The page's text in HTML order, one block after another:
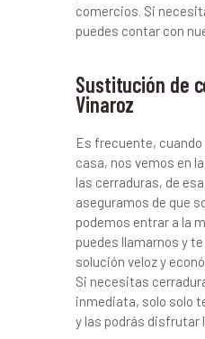
comercios. Si
puedes contar con
Sustitución de
Vinaroz
Es frecuente,
casa, nos vemos en
las cerraduras, de
aseguramos de que
podemos entrar a la
puedes llamarnos y
solución veloz y
Si necesitas
inmediata, solo solo
y las podrás disfrutar